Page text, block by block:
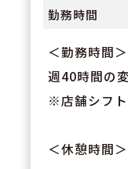
勤務時間
＜勤務時間＞
週40時間の
※店舗シフ
＜休憩時間